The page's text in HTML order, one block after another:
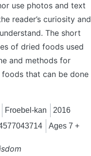
use photos and text
reader’s curiosity and
The short
of dried foods used
and methods for
that can be done
Froebel-kan
2016
Ages 7 +